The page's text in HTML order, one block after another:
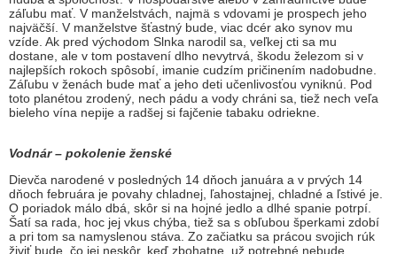
záľubu mať. V manželstvách, najmä s vdovami je prospech jeho
najväčší. V manželstve šťastný bude, viac dcér ako synov mu
vzíde. Ak pred východom Slnka narodil sa, veľkej cti sa mu
dostane, ale v tom postavení dlho nevytrvá, škodu železom si v
najlepších rokoch spôsobí, imanie cudzím pričinením nadobudne.
Záľubu v ženách bude mať a jeho deti učenlivosťou vyniknú. Pod
toto planétou zrodený, nech pádu a vody chráni sa, tiež nech veľa
bieleho vína nepije a radšej si fajčenie tabaku odriekne.
Vodnár – pokolenie ženské
Dievča narodené v posledných 14 dňoch januára a v prvých 14
dňoch februára je povahy chladnej, ľahostajnej, chladné a ľstivé je.
O poriadok málo dbá, skôr si na hojné jedlo a dlhé spanie potrpí.
Šatí sa rada, hoc jej vkus chýba, tiež sa s obľubou šperkami zdobí
a pri tom sa namyslenou stáva. Zo začiatku sa prácou svojich rúk
živiť bude, čo jej neskôr, keď zbohatne, už potrebné nebude.